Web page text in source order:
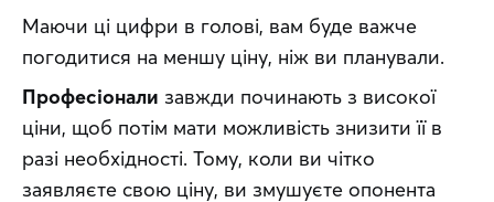
Маючи ці цифри в голові, вам буде важче
погодитися на меншу ціну, ніж ви планували.
Професіонали завжди починають з високої
ціни, щоб потім мати можливість знизити її в
разі необхідності. Тому, коли ви чітко
заявляєте свою ціну, ви змушуєте опонента